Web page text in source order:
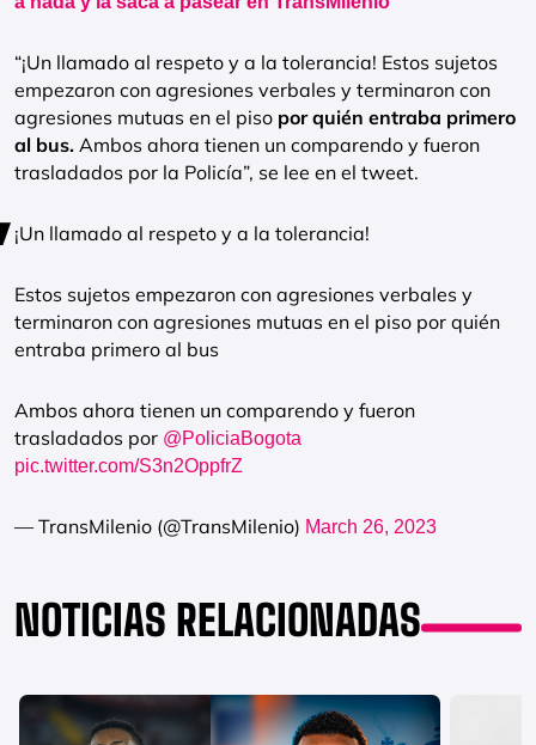
“¡Un llamado al respeto y a la tolerancia! Estos sujetos
empezaron con agresiones verbales y terminaron con
agresiones mutuas en el piso por quién entraba primero
al bus. Ambos ahora tienen un comparendo y fueron
trasladados por la Policía”, se lee en el tweet.
¡Un llamado al respeto y a la tolerancia!
Estos sujetos empezaron con agresiones verbales y
terminaron con agresiones mutuas en el piso por quién
entraba primero al bus
Ambos ahora tienen un comparendo y fueron
trasladados por @PoliciaBogota
pic.twitter.com/S3n2OppfrZ
— TransMilenio (@TransMilenio) March 26, 2023
NOTICIAS RELACIONADAS